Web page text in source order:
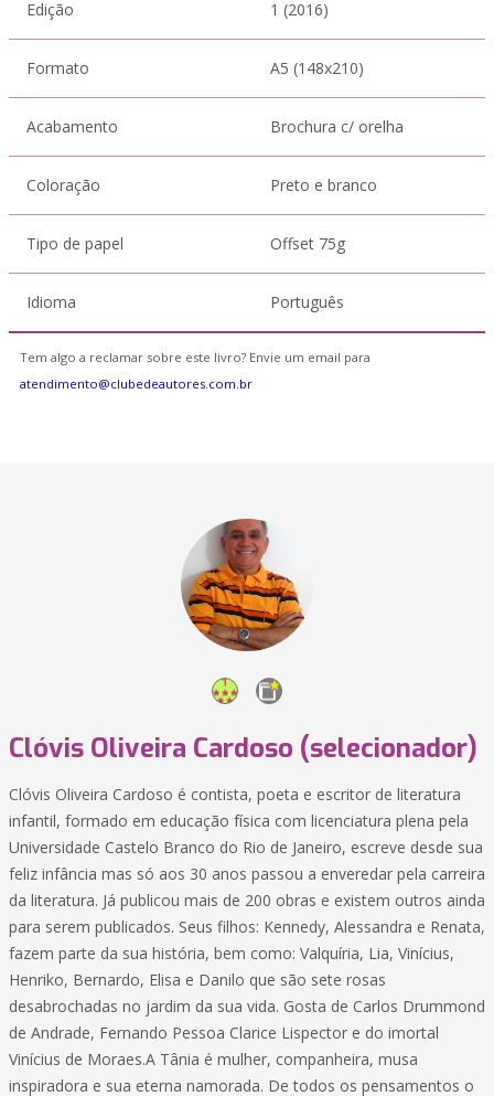
Edição 1 (2016)
Formato A5 (148x210)
Acabamento Brochura c/ orelha
Coloração Preto e branco
Tipo de papel Offset 75g
Idioma Português
Tem algo a reclamar sobre este livro? Envie um email para
atendimento@clubedeautores.com.br
Clóvis Oliveira Cardoso (selecionador)
Clóvis Oliveira Cardoso é contista, poeta e escritor de literatura
infantil, formado em educação física com licenciatura plena pela
Universidade Castelo Branco do Rio de Janeiro, escreve desde sua
feliz infância mas só aos 30 anos passou a enveredar pela carreira
da literatura. Já publicou mais de 200 obras e existem outros ainda
para serem publicados. Seus filhos: Kennedy, Alessandra e Renata,
fazem parte da sua história, bem como: Valquíria, Lia, Vinícius,
Henriko, Bernardo, Elisa e Danilo que são sete rosas
desabrochadas no jardim da sua vida. Gosta de Carlos Drummond
de Andrade, Fernando Pessoa Clarice Lispector e do imortal
Vinícius de Moraes.A Tânia é mulher, companheira, musa
inspiradora e sua eterna namorada. De todos os pensamentos o